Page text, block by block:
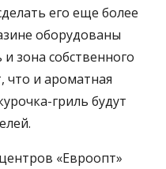
его еще более
оборудованы
зона собственного
что и ароматная
гриль будут
«Евроопт»